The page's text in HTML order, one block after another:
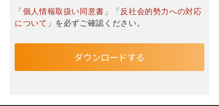
「個人情報取扱い同意書 」「反社会的勢力への対応
について 」を必ずご確認ください。